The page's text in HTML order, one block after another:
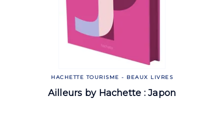
HACHETTE TOURISME - BEAUX LIVRES
Ailleurs by Hachette : Japon